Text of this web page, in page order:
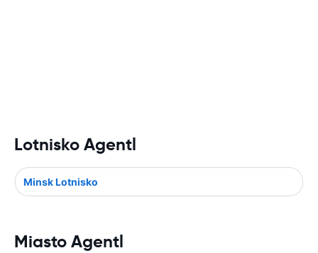
Lotnisko Agentl
Minsk Lotnisko
Miasto Agentl